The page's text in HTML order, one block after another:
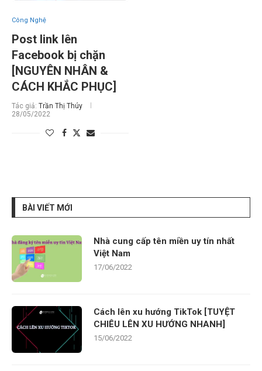
Công Nghệ
Post link lên
Facebook bị chặn
[NGUYÊN NHÂN &
CÁCH KHẮC PHỤC]
Tác giả: Trần Thị Thúy
28/05/2022
BÀI VIẾT MỚI
Nhà cung cấp tên miền uy tín nhất
Việt Nam
17/06/2022
Cách lên xu hướng TikTok [TUYỆT
CHIÊU LÊN XU HƯỚNG NHANH]
15/06/2022